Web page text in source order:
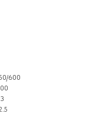
600